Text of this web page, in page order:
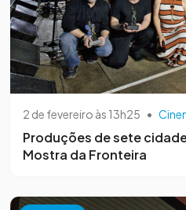
2 de fevereiro às 13h25 •
Produções de sete
Mostra da Fronteira